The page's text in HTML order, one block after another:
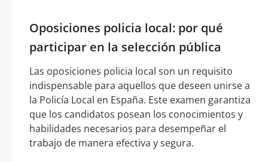
Oposiciones policia local: por qué
participar en la selección pública
Las oposiciones policia local son un requisito
indispensable para aquellos que deseen unirse a
la Policía Local en España. Este examen garantiza
que los candidatos posean los conocimientos y
habilidades necesarios para desempeñar el
trabajo de manera efectiva y segura.